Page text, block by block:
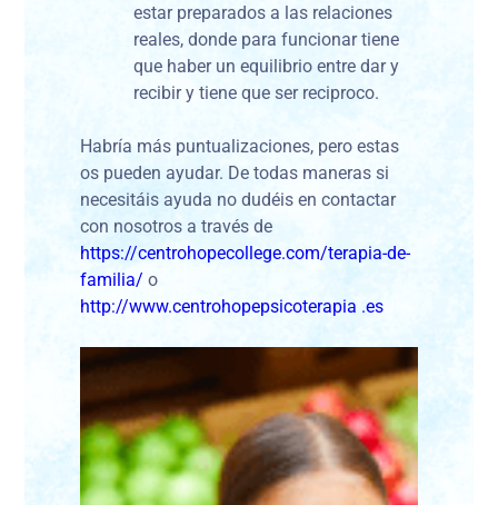
estar preparados a las relaciones
reales, donde para funcionar tiene
que haber un equilibrio entre dar y
recibir y tiene que ser reciproco.
Habría más puntualizaciones, pero estas
os pueden ayudar. De todas maneras si
necesitáis ayuda no dudéis en contactar
con nosotros a través de
https://centrohopecollege.com/terapia-de-
familia/ o
http://www.centrohopepsicoterapia .es